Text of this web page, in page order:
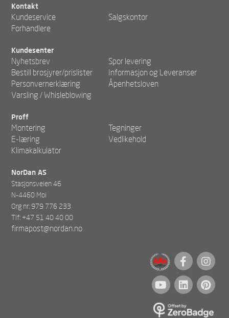
Kontakt
Kundeservice
Salgskontor
Forhandlere
Kundesenter
Nyhetsbrev
Spor levering
Bestill brosjyrer/prislister
Informasjon og Leveranser
Personvernerklæring
Åpenhetsloven
Varsling / Whisleblowing
Proff
Montering
Tegninger
E-læring
Vedlikehold
Klimakalkulator
NorDan AS
Stasjonsveien 46
N-4460 Moi
Org nr: 979 776 233
Tlf: +47 51 40 40 00
firmapost@nordan.no